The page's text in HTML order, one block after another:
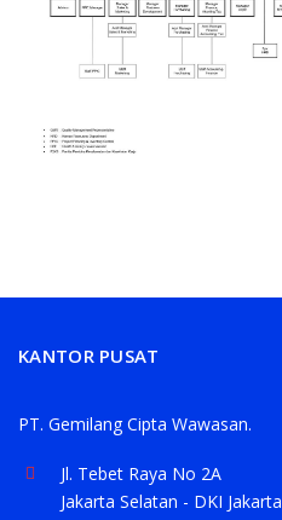
KANTOR PUSAT
PT. Gemilang Cipta Wawasan.
Jl. Tebet Raya No 2A
Jakarta Selatan - DKI Jakarta